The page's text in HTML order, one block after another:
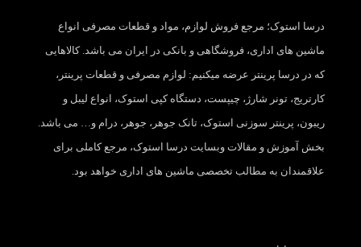
درسا استوک؛ مرجع فروش لوازم، مواد و قطعات مصرفی انواع
ماشین های اداری، فروشگاهی و بانکی در ایران می باشد. کالاهایی
که در درسا پرینتر عرضه میکنیم: لوازم مصرفی و قطعات پرینتر،
کارتریج، تونر شارژ، چیپست، دستگاه کپی استوک، انواع لیبل و
ریبون، پرینتر سوزنی استوک، تانک جوهر، جوهر، درام و… می باشد.
بخش آموزش و مقالات وبسایت درسا استوک، مرجع کاملی برای
علاقمندان به مطالب تخصصی ماشین های اداری خواهد بود.